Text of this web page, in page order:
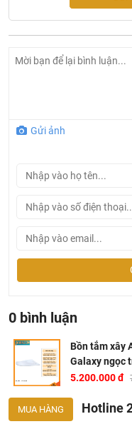
kế chuyên biệt để
này tận dụng triệt để
trở nên rộng rãi và
vừa và nhỏ, vừa đảm
Chất liệu Galaxy
khả năng chống
nhiệt tuyệt vời, giúp
Lòng bồn thiết kế
cơ thể một cách tối
trong suốt quá trình
Bảng màu đa dạng,
như Trắng tinh khôi,
Cốm dịu mát, giúp
hợp để thể hiện cá
Cam kết từ thương
Gửi ảnh
0 bình luận
Bồn tắm xây
Galaxy ngọc
5.200.000 đ
MUA HÀNG Hotline